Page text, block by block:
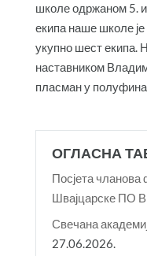
школе одржаном 5.
екипа наше школе је
укупно шест екипа.
наставником
пласман у
ОГЛАСНА
Посјета чланова
Швајцарске ПО
Свечана
27.06.2026.